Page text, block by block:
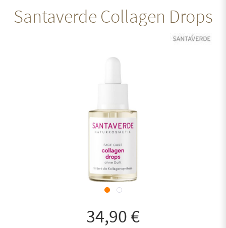
Santaverde Collagen Drops
34,90 €